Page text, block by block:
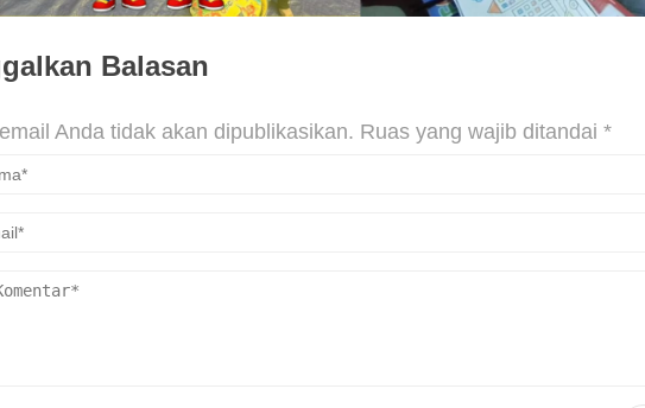
Balasan
Anda tidak akan dipublikasikan. Ruas yang wajib ditandai *